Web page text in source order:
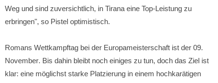
Weg und sind zuversichtlich, in Tirana eine Top-Leistung zu
erbringen", so Pistel optimistisch.
Romans Wettkampftag bei der Europameisterschaft ist der 09.
November. Bis dahin bleibt noch einiges zu tun, doch das Ziel ist
klar: eine möglichst starke Platzierung in einem hochkarätigen